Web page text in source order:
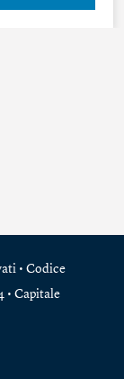
• Codice
• Capitale